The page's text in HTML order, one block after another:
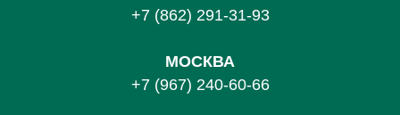
+7 (862) 291-31-93
МОСКВА
+7 (967) 240-60-66